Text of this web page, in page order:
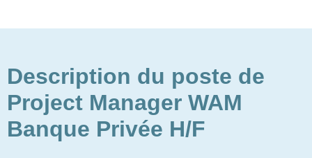
Description du poste de
Project Manager WAM
Banque Privée H/F